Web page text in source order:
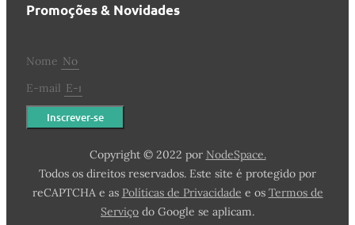
Promoções & Novidades
Nome
E-mail
Inscrever-se
Copyright © 2022 por NodeSpace.
Todos os direitos reservados. Este site é protegido por
reCAPTCHA e as Políticas de Privacidade e os Termos de
Serviço do Google se aplicam.